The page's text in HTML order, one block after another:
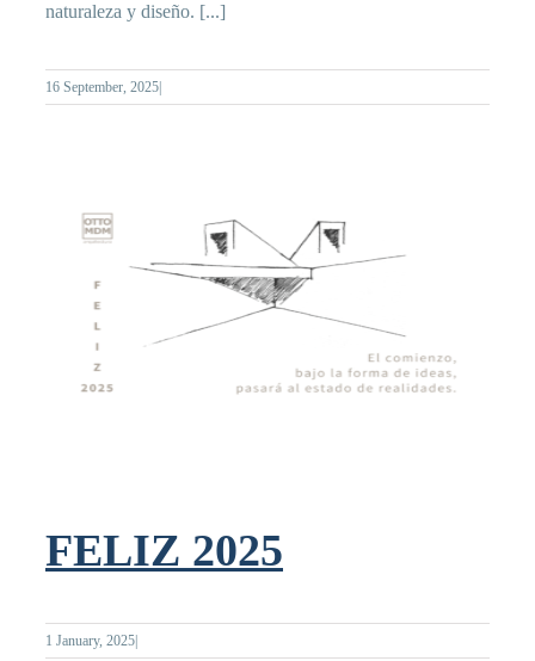
naturaleza y diseño. [...]
16 September, 2025
FELIZ 2025
1 January, 2025